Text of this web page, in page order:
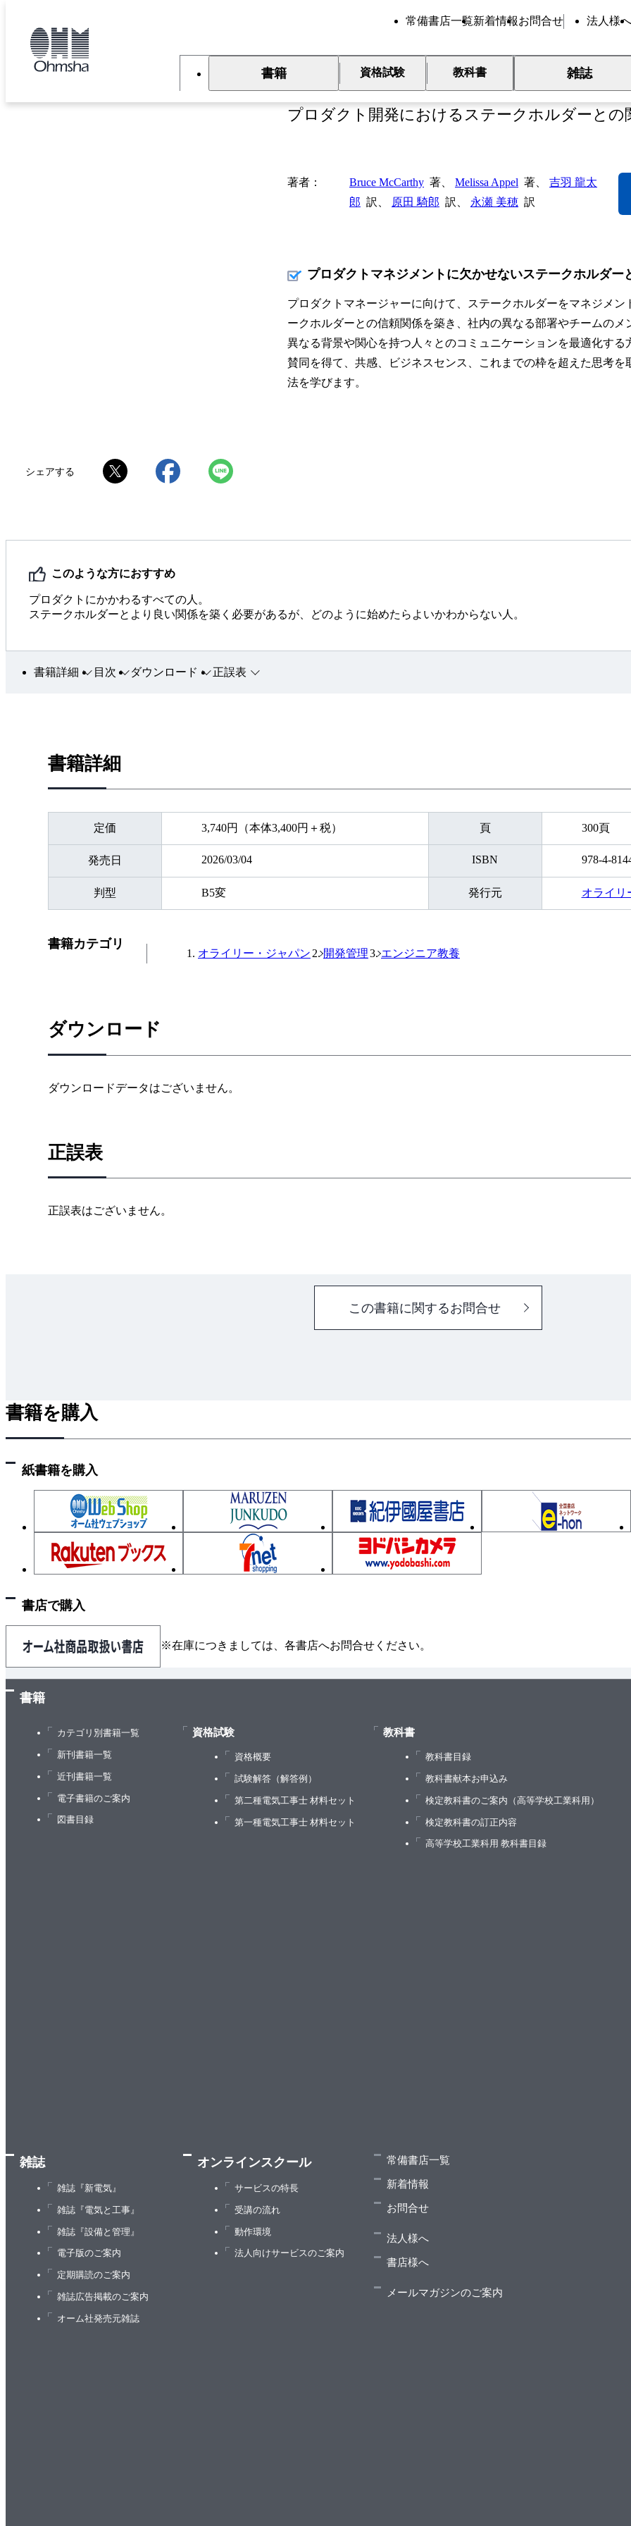
常備書店一覧新着情報お問合せ 法人様へ
書籍 資格試験 教科書 雑誌
Aligned
プロダクト開発におけるステークホルダーとの
シェアする
著者 Bruce McCarthy 著、 Melissa Appel 著、 吉羽 龍太
郎 訳、 原田 騎郎 訳、 永瀬 美穂 訳
プロダクトマネジメントに欠かせないステークホルダー
プロダクトマネージャーに向けて、ステークホルダーをマネジメ
ークホルダーとの信頼関係を築き、社内の異なる部署やチームの
異なる背景や関心を持つ人々とのコミュニケーションを最適化す
賛同を得て、共感、ビジネスセンス、これまでの枠を超えた思考
法を学びます。
このような方におすすめ
プロダクトにかかわるすべての人。
ステークホルダーとより良い関係を築く必要があるが、どのように始めたらよいかわからない人。
書籍詳細 目次 ダウンロード 正誤表
書籍詳細
定価 3,740円（本体3,400円＋税） 頁 300頁
発売日 2026/03/04 ISBN 978-4-
判型 B5変 発行元 オライリ
書籍カテゴリ
オライリー・ジャパン 開発管理 エンジニア教養
ダウンロード
ダウンロードデータはございません。
正誤表
正誤表はございません。
この書籍に関するお問合せ
書籍を購入
紙書籍を購入
書店で購入
※在庫につきましては、各書店へお問合せください。
書籍
カテゴリ別書籍一覧
新刊書籍一覧
近刊書籍一覧
電子書籍のご案内
図書目録
資格試験
資格概要
試験解答（解答例）
第二種電気工事士 材料セット
第一種電気工事士 材料セット
教科書
教科書目録
教科書献本お申込み
検定教科書のご案内（高等学校工業科用）
検定教科書の訂正内容
高等学校工業科用 教科書目録
雑誌
雑誌『新電気』
雑誌『電気と工事』
雑誌『設備と管理』
電子版のご案内
定期購読のご案内
雑誌広告掲載のご案内
オーム社発売元雑誌
オンラインスクール
サービスの特長
受講の流れ
動作環境
法人向けサービスのご案内
常備書店一覧
新着情報
お問合せ
法人様へ
書店様へ
メールマガジンのご案内